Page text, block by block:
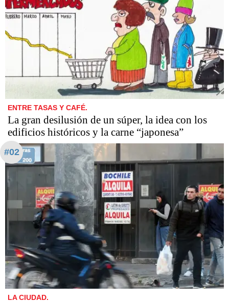
ENTRE TASAS Y CAFÉ.
La gran desilusión de un súper, la idea con los
edificios históricos y la carne “japonesa”
#02
LA CIUDAD.